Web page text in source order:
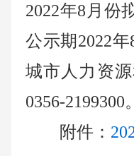
2022年8月份
公示期2022
城市人力资
0356-2199300。
附件：